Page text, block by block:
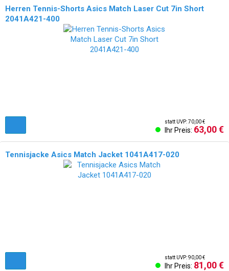
Herren Tennis-Shorts Asics Match Laser Cut 7in Short
2041A421-400
statt UVP: 70,00 €
Ihr Preis: 63,00 €
Tennisjacke Asics Match Jacket 1041A417-020
statt UVP: 90,00 €
Ihr Preis: 81,00 €